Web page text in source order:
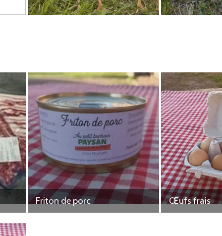
humaine, et ainsi la qualité de nos produits s'en ressent. Pour
Friton de porc Œufs frais